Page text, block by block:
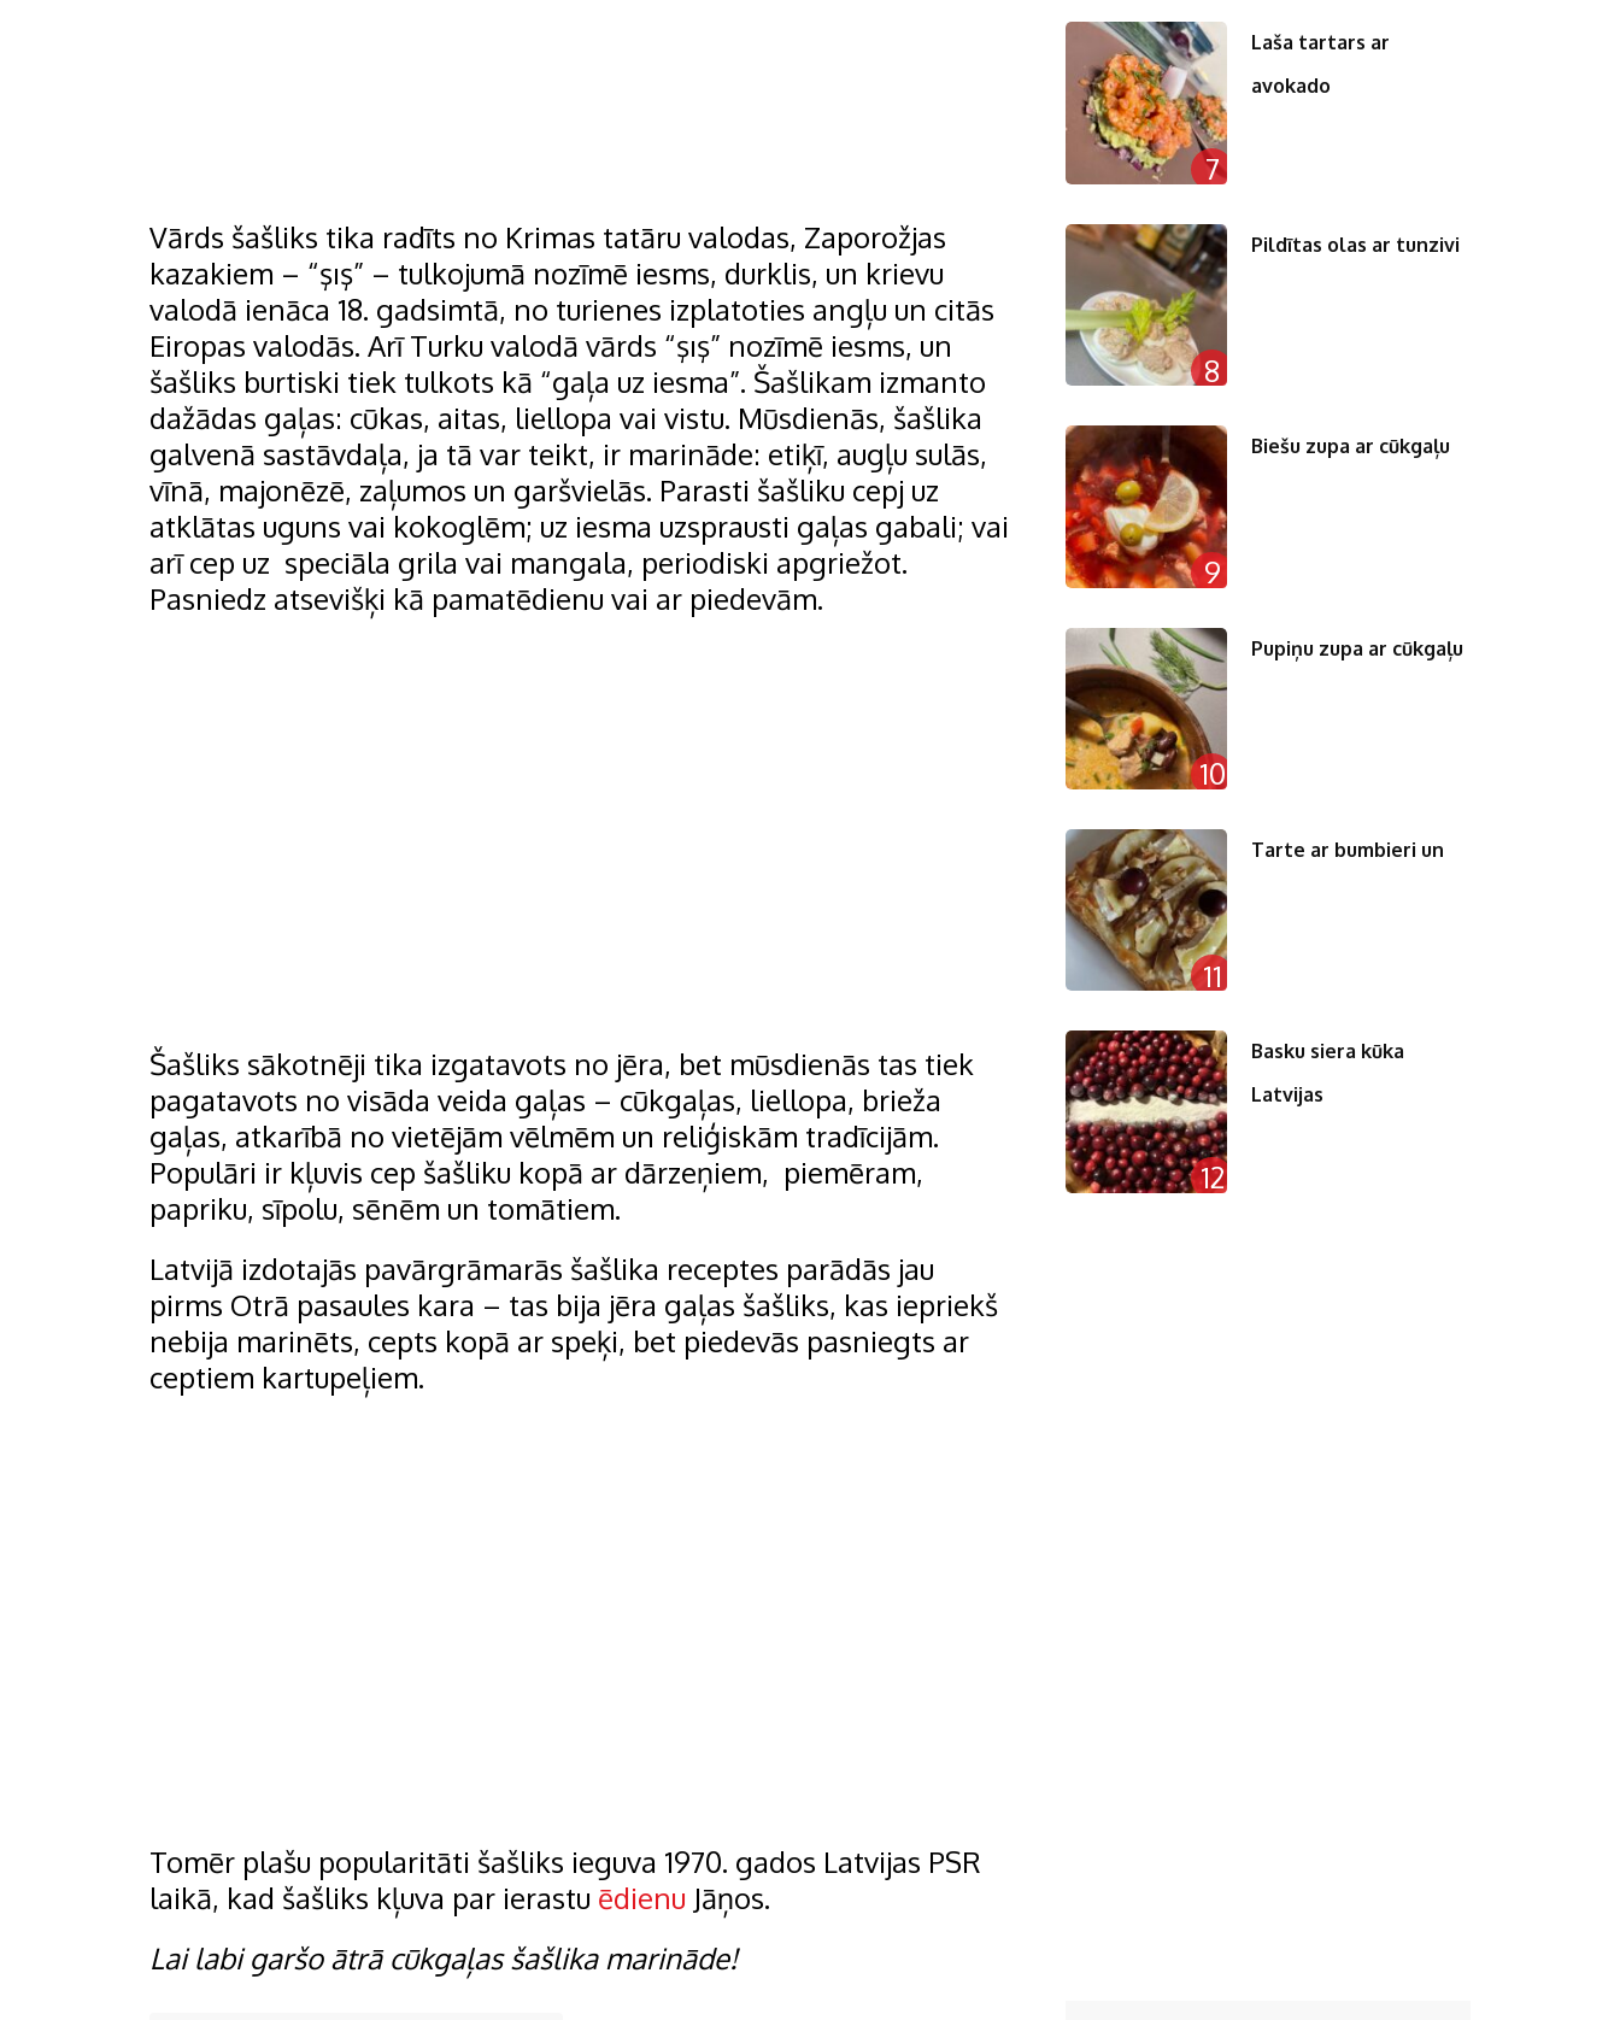
Vārds šašliks tika radīts no Krimas tatāru valodas, Zaporožjas
kazakiem – “şış” – tulkojumā nozīmē iesms, durklis, un krievu
valodā ienāca 18. gadsimtā, no turienes izplatoties angļu un citās
Eiropas valodās. Arī Turku valodā vārds “şış” nozīmē iesms, un
šašliks burtiski tiek tulkots kā “gaļa uz iesma”. Šašlikam izmanto
dažādas gaļas: cūkas, aitas, liellopa vai vistu. Mūsdienās, šašlika
galvenā sastāvdaļa, ja tā var teikt, ir marināde: etiķī, augļu sulās,
vīnā, majonēzē, zaļumos un garšvielās. Parasti šašliku cepj uz
atklātas uguns vai kokoglēm; uz iesma uzsprausti gaļas gabali; vai
arī cep uz speciāla grila vai mangala, periodiski apgriežot.
Pasniedz atsevišķi kā pamatēdienu vai ar piedevām.
Šašliks sākotnēji tika izgatavots no jēra, bet mūsdienās tas tiek
pagatavots no visāda veida gaļas – cūkgaļas, liellopa, brieža
gaļas, atkarībā no vietējām vēlmēm un reliģiskām tradīcijām.
Populāri ir kļuvis cep šašliku kopā ar dārzeņiem, piemēram,
papriku, sīpolu, sēnēm un tomātiem.
Latvijā izdotajās pavārgrāmarās šašlika receptes parādās jau
pirms Otrā pasaules kara – tas bija jēra gaļas šašliks, kas iepriekš
nebija marinēts, cepts kopā ar speķi, bet piedevās pasniegts ar
ceptiem kartupeļiem.
Tomēr plašu popularitāti šašliks ieguva 1970. gados Latvijas PSR
laikā, kad šašliks kļuva par ierastu ēdienu Jāņos.
Lai labi garšo ātrā cūkgaļas šašlika marināde!
7
Laša tartars ar
avokado
8
Pildītas olas ar tunzivi
9
Biešu zupa ar cūkgaļu
10
Pupiņu zupa ar cūkgaļu
11
Tarte ar bumbieri un
12
Basku siera kūka
Latvijas